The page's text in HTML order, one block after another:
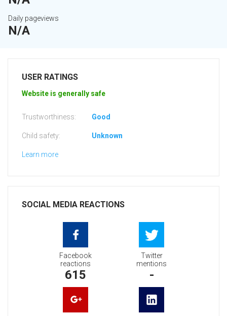
Daily pageviews
N/A
USER RATINGS
Website is generally safe
Trustworthiness: Good
Child safety: Unknown
Learn more
SOCIAL MEDIA REACTIONS
Facebook
reactions
615
Twitter
mentions
-